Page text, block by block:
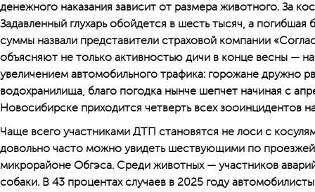
денежного наказания зависит от размера животного. За
Задавленный глухарь обойдется в шесть тысяч, а погибшая
суммы назвали представители страховой компании
объясняют не только активностью дичи в конце весны —
увеличением автомобильного трафика: горожане дружно
водохранилища, благо погодка нынче шепчет начиная с
Новосибирске приходится четверть всех зооинцидентов
Чаще всего участниками ДТП становятся не лоси с
довольно часто можно увидеть шествующими по проезжей
микрорайоне Обгэса. Среди животных — участников
собаки. В 43 процентах случаев в 2025 году